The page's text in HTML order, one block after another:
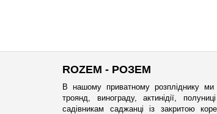
ROZEM - РОЗЕМ
В нашому приватному розпліднику
троянд, винограду, актинідії,
садівникам саджанці із закритою